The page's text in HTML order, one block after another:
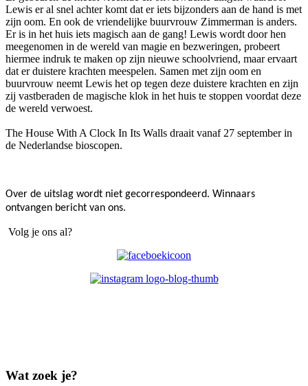
Lewis er al snel achter komt dat er iets bijzonders aan de hand is met
zijn oom. En ook de vriendelijke buurvrouw Zimmerman is anders.
Er is in het huis iets magisch aan de gang! Lewis wordt door hen
meegenomen in de wereld van magie en bezweringen, probeert
hiermee indruk te maken op zijn nieuwe schoolvriend, maar ervaart
dat er duistere krachten meespelen. Samen met zijn oom en
buurvrouw neemt Lewis het op tegen deze duistere krachten en zijn
zij vastberaden de magische klok in het huis te stoppen voordat deze
de wereld verwoest.
The House With A Clock In Its Walls draait vanaf 27 september in
de Nederlandse bioscopen.
Over de uitslag wordt niet gecorrespondeerd. Winnaars
ontvangen bericht van ons.
Volg je ons al?
Wat zoek je?